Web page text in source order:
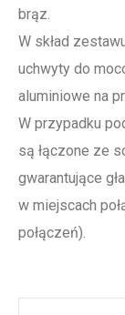
brąz.
W skład
uchwyty do
aluminiowe na
W przypadku
są łączone ze
gwarantujące
w miejscach
połączeń).